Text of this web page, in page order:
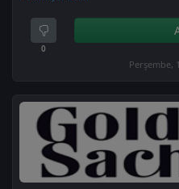
0
Perşembe,